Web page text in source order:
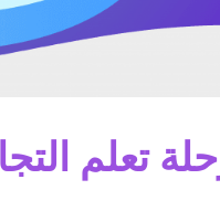
تعلم